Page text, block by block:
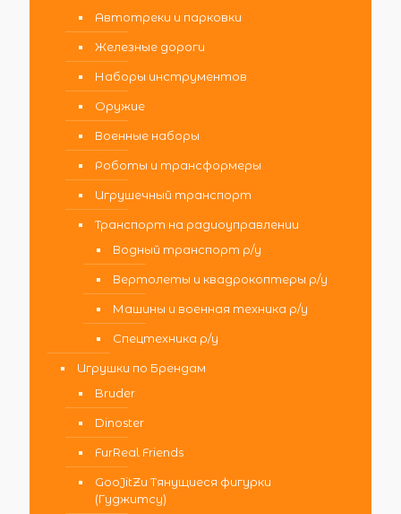
Автотреки и парковки
Железные дороги
Наборы инструментов
Оружие
Военные наборы
Роботы и трансформеры
Игрушечный транспорт
Транспорт на радиоуправлении
Водный транспорт р/у
Вертолеты и квадрокоптеры р/у
Машины и военная техника р/у
Спецтехника р/у
Игрушки по Брендам
Bruder
Dinoster
FurReal Friends
GooJitZu Тянущиеся фигурки
(Гуджитсу)